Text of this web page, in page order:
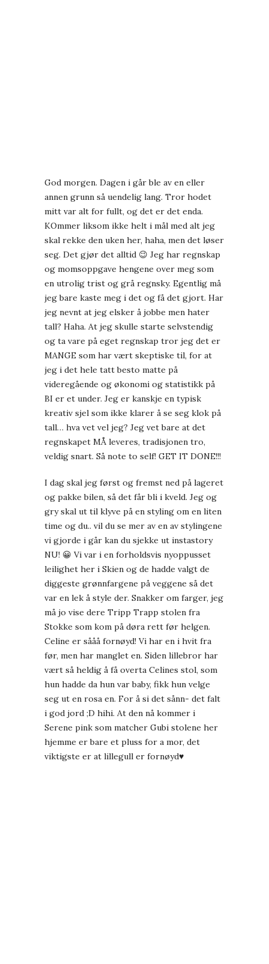
God morgen. Dagen i går ble av en eller
annen grunn så uendelig lang. Tror hodet
mitt var alt for fullt, og det er det enda.
KOmmer liksom ikke helt i mål med alt jeg
skal rekke den uken her, haha, men det løser
seg. Det gjør det alltid 😉 Jeg har regnskap
og momsoppgave hengene over meg som
en utrolig trist og grå regnsky. Egentlig må
jeg bare kaste meg i det og få det gjort. Har
jeg nevnt at jeg elsker å jobbe men hater
tall? Haha. At jeg skulle starte selvstendig
og ta vare på eget regnskap tror jeg det er
MANGE som har vært skeptiske til, for at
jeg i det hele tatt besto matte på
videregående og økonomi og statistikk på
BI er et under. Jeg er kanskje en typisk
kreativ sjel som ikke klarer å se seg klok på
tall… hva vet vel jeg? Jeg vet bare at det
regnskapet MÅ leveres, tradisjonen tro,
veldig snart. Så note to self! GET IT DONE!!!
I dag skal jeg først og fremst ned på lageret
og pakke bilen, så det får bli i kveld. Jeg og
gry skal ut til klyve på en styling om en liten
time og du.. vil du se mer av en av stylingene
vi gjorde i går kan du sjekke ut instastory
NU! 😀 Vi var i en forholdsvis nyoppusset
leilighet her i Skien og de hadde valgt de
diggeste grønnfargene på veggene så det
var en lek å style der. Snakker om farger, jeg
må jo vise dere Tripp Trapp stolen fra
Stokke som kom på døra rett før helgen.
Celine er sååå fornøyd! Vi har en i hvit fra
før, men har manglet en. Siden lillebror har
vært så heldig å få overta Celines stol, som
hun hadde da hun var baby, fikk hun velge
seg ut en rosa en. For å si det sånn- det falt
i god jord ;D hihi. At den nå kommer i
Serene pink som matcher Gubi stolene her
hjemme er bare et pluss for a mor, det
viktigste er at lillegull er fornøyd♥